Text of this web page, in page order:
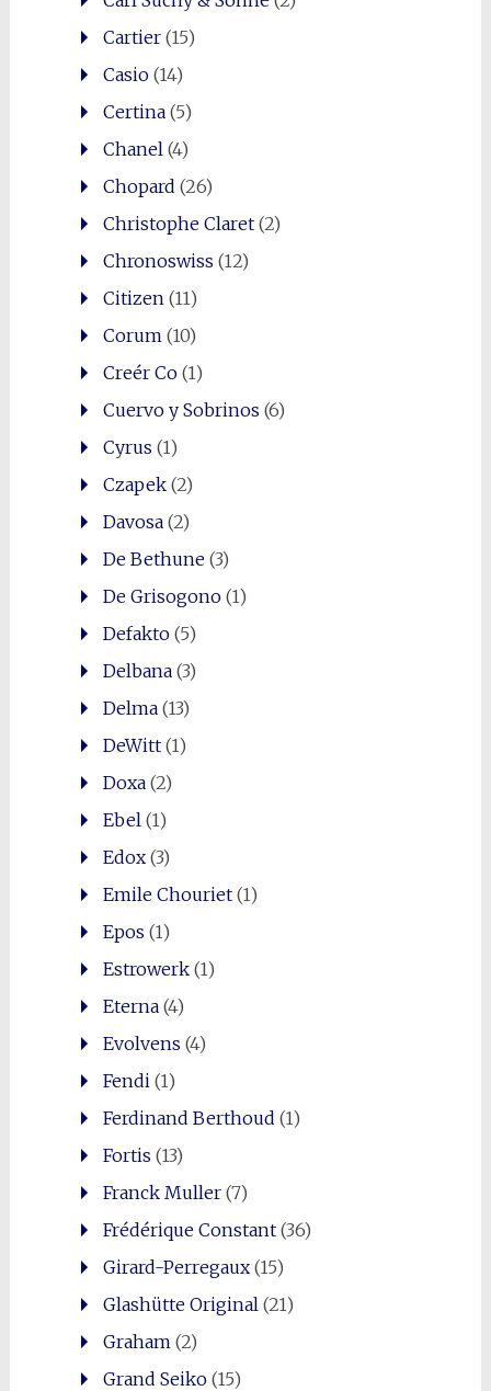
Cartier(15)
Casio(14)
Certina(5)
Chanel (4)
Chopard (26)
Christophe Claret(2)
Chronoswiss (12)
Citizen (11)
Corum (10)
Creér Co(1)
Cuervo y Sobrinos (6)
Cyrus (1)
Czapek(2)
Davosa(2)
De Bethune(3)
De Grisogono(1)
Defakto(5)
Delbana(3)
Delma(13)
DeWitt(1)
Doxa(2)
Ebel (1)
Edox(3)
Emile Chouriet(1)
Epos (1)
Estrowerk(1)
Eterna(4)
Evolvens (4)
Fendi (1)
Ferdinand Berthoud (1)
Fortis (13)
Franck Muller(7)
Frédérique Constant(36)
Girard-Perregaux(15)
Glashütte Original (21)
Graham (2)
Grand Seiko(15)